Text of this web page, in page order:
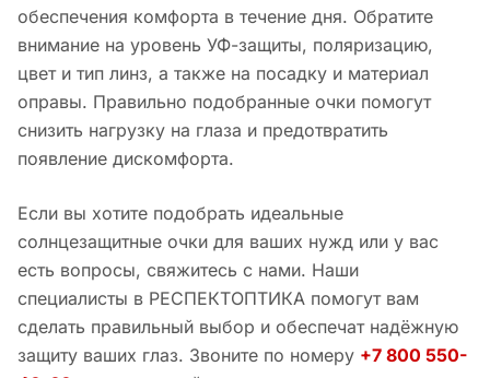
обеспечения комфорта в течение дня. Обратите
внимание на уровень УФ-защиты, поляризацию,
цвет и тип линз, а также на посадку и материал
оправы. Правильно подобранные очки помогут
снизить нагрузку на глаза и предотвратить
появление дискомфорта.
Если вы хотите подобрать идеальные
солнцезащитные очки для ваших нужд или у вас
есть вопросы, свяжитесь с нами. Наши
специалисты в РЕСПЕКТОПТИКА помогут вам
сделать правильный выбор и обеспечат надёжную
защиту ваших глаз. Звоните по номеру +7 800 550-